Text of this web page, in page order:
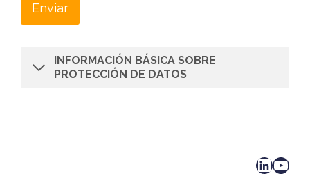
Enviar
INFORMACIÓN BÁSICA SOBRE
PROTECCIÓN DE DATOS
LinkedIn YouTube